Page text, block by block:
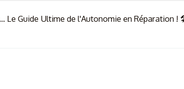
Le Guide Ultime de l'Autonomie en Réparation !